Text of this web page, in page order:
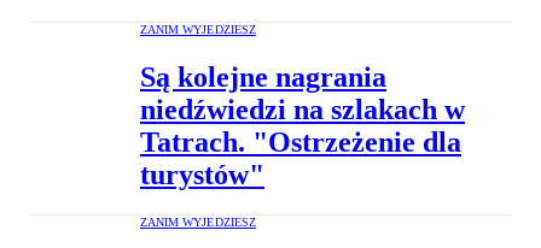
ZANIM WYJEDZIESZ
Są kolejne nagrania
niedźwiedzi na szlakach w
Tatrach. "Ostrzeżenie dla
turystów"
ZANIM WYJEDZIESZ